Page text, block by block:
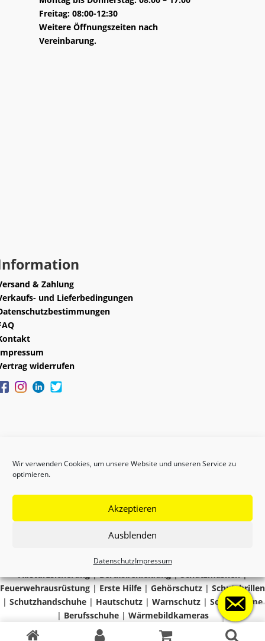
Wir verwenden Cookies, um unsere Website und unseren Service zu
optimieren.
Akzeptieren
Ausblenden
DatenschutzImpressum
Freitag: 08:00-12:30
Weitere Öffnungszeiten nach
Vereinbarung.
& Zahlung
und Lieferbedingungen
widerrufen
Absturzsicherung|Berufsbekleidung|Schutzmasken|
Feuerwehrausrüstung | Erste Hilfe | Gehörschutz | Schutzbrillen
| Schutzhandschuhe | Hautschutz | Warnschutz | Schutzhelme
| Berufsschuhe| Wärmebildkameras